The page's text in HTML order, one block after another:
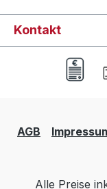
Kontakt
AGB
Alle Preise